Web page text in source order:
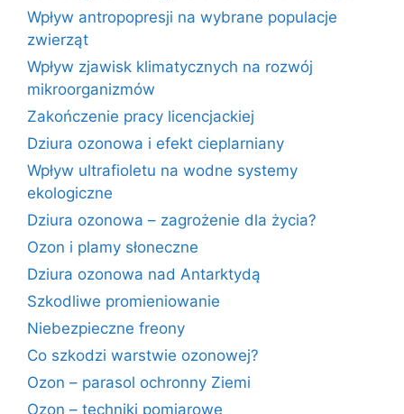
Wpływ antropopresji na wybrane populacje
zwierząt
Wpływ zjawisk klimatycznych na rozwój
mikroorganizmów
Zakończenie pracy licencjackiej
Dziura ozonowa i efekt cieplarniany
Wpływ ultrafioletu na wodne systemy
ekologiczne
Dziura ozonowa – zagrożenie dla życia?
Ozon i plamy słoneczne
Dziura ozonowa nad Antarktydą
Szkodliwe promieniowanie
Niebezpieczne freony
Co szkodzi warstwie ozonowej?
Ozon – parasol ochronny Ziemi
Ozon – techniki pomiarowe